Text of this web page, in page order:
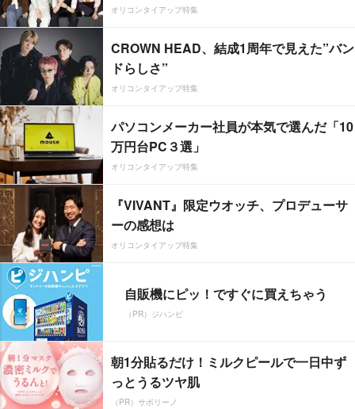
オリコンタイアップ特集
CROWN HEAD、結成1周年で見えた”バン
ドらしさ”
オリコンタイアップ特集
パソコンメーカー社員が本気で選んだ「10
万円台PC３選」
オリコンタイアップ特集
『VIVANT』限定ウオッチ、プロデューサ
ーの感想は
オリコンタイアップ特集
自販機にピッ！ですぐに買えちゃう
（PR）ジハンピ
朝1分貼るだけ！ミルクピールで一日中ず
っとうるツヤ肌
（PR）サボリーノ